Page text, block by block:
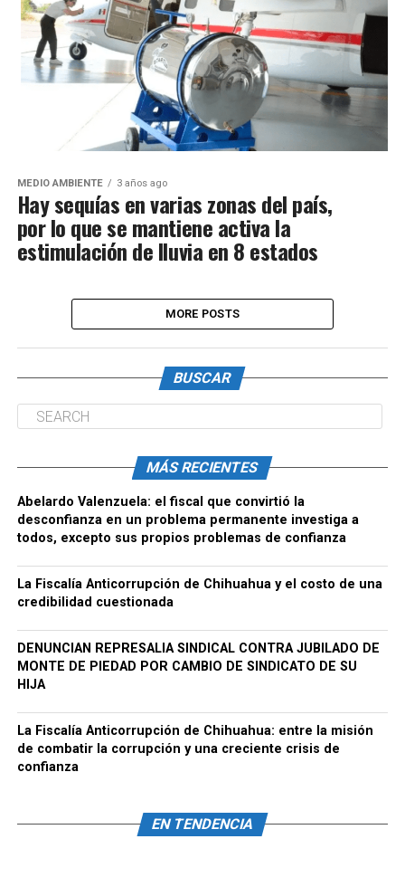
MEDIO AMBIENTE 3 años ago
Hay sequías en varias zonas del país,
por lo que se mantiene activa la
estimulación de lluvia en 8 estados
MORE POSTS
BUSCAR
MÁS RECIENTES
Abelardo Valenzuela: el fiscal que convirtió la
desconfianza en un problema permanente investiga a
todos, excepto sus propios problemas de confianza
La Fiscalía Anticorrupción de Chihuahua y el costo de una
credibilidad cuestionada
DENUNCIAN REPRESALIA SINDICAL CONTRA JUBILADO DE
MONTE DE PIEDAD POR CAMBIO DE SINDICATO DE SU
HIJA
La Fiscalía Anticorrupción de Chihuahua: entre la misión
de combatir la corrupción y una creciente crisis de
confianza
EN TENDENCIA